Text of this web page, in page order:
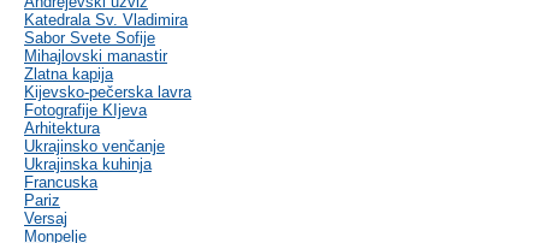
Katedrala Sv. Vladimira
Sabor Svete Sofije
Mihajlovski manastir
Zlatna kapija
Kijevsko-pečerska lavra
Fotografije KIjeva
Arhitektura
Ukrajinsko venčanje
Ukrajinska kuhinja
Francuska
Pariz
Versaj
Monpelje